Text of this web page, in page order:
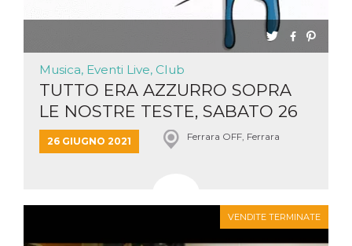
Musica, Eventi Live, Club
TUTTO ERA AZZURRO SOPRA
LE NOSTRE TESTE, SABATO 26
GIU...
26 GIUGNO 2021 Ferrara OFF, Ferrara
VENDITE TERMINATE